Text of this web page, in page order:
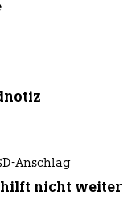
Anschlag
hilft nicht weiter